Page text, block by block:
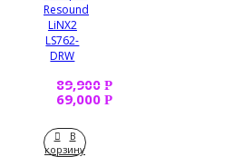
Resound
LiNX2
LS762-
DRW
89,900 Р
69,000 Р
В
корзину